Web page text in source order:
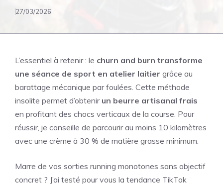
27/03/2026
L’essentiel à retenir : le churn and burn transforme
une séance de sport en atelier laitier grâce au
barattage mécanique par foulées. Cette méthode
insolite permet d’obtenir un beurre artisanal frais
en profitant des chocs verticaux de la course. Pour
réussir, je conseille de parcourir au moins 10 kilomètres
avec une crème à 30 % de matière grasse minimum.
Marre de vos sorties running monotones sans objectif
concret ? J’ai testé pour vous la tendance TikTok